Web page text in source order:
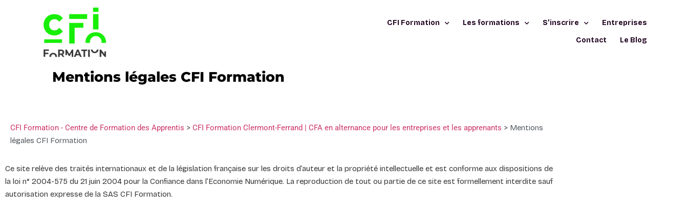
CFI Formation Les formations S’inscrire
Entreprises
Contact
Le Blog
Mentions légales CFI Formation
CFI Formation - Centre de Formation des Apprentis > CFI Formation Clermont-Ferrand | CFA en alternance pour les entreprises et les apprenants > Mentions
légales CFI Formation
Ce site relève des traités internationaux et de la législation française sur les droits d’auteur et la propriété intellectuelle et est conforme aux dispositions de
la loi n° 2004-575 du 21 juin 2004 pour la Confiance dans l’Economie Numérique. La reproduction de tout ou partie de ce site est formellement interdite sauf
autorisation expresse de la SAS CFI Formation.